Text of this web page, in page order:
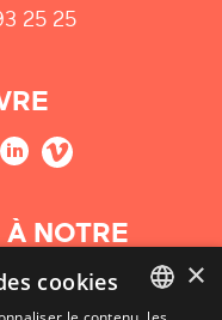
25 25
NOTRE
×
cookies